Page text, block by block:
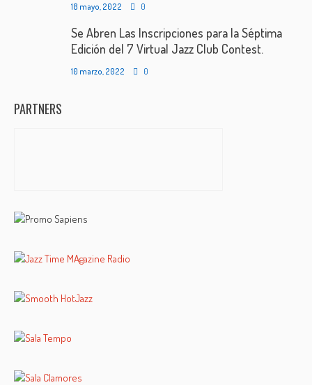
18 mayo, 2022 0
Se Abren Las Inscripciones para la Séptima
Edición del 7 Virtual Jazz Club Contest.
10 marzo, 2022 0
PARTNERS